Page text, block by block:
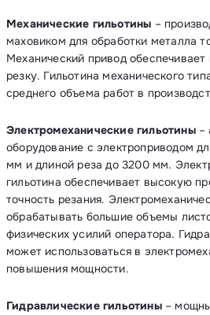
Механические гильотины –
маховиком для обработки металла
Механический привод
резку. Гильотина механического
среднего объема работ в
Электромеханические гильотины–
оборудование с электроприводом
мм и длиной реза до 3200 мм.
гильотина обеспечивает высокую
точность резания.
обрабатывать большие объемы
физических усилий оператора.
может использоваться в
повышения мощности.
Гидравлические гильотины–